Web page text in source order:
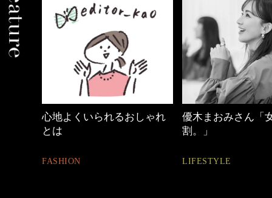
心地よくいられるおしゃれ
とは
FASHION
優木まおみさん「
割。」
LIFESTYLE